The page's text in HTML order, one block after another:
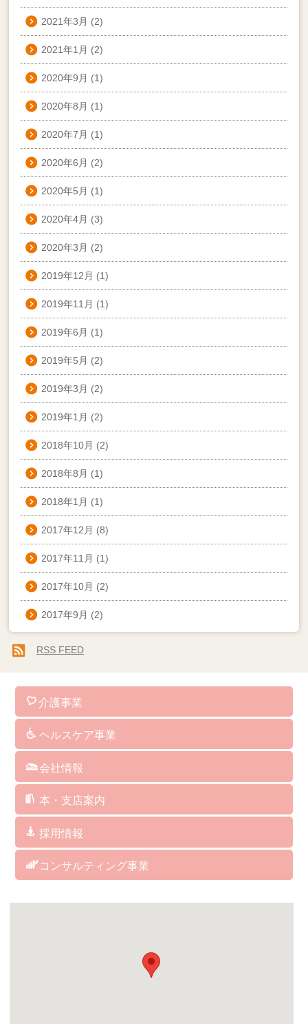
2021年3月 (2)
2021年1月 (2)
2020年9月 (1)
2020年8月 (1)
2020年7月 (1)
2020年6月 (2)
2020年5月 (1)
2020年4月 (3)
2020年3月 (2)
2019年12月 (1)
2019年11月 (1)
2019年6月 (1)
2019年5月 (2)
2019年3月 (2)
2019年1月 (2)
2018年10月 (2)
2018年8月 (1)
2018年1月 (1)
2017年12月 (8)
2017年11月 (1)
2017年10月 (2)
2017年9月 (2)
RSS FEED
介護事業
訪問介護
通所介護
認知症対応型共同生活介護
小規模多機能型居宅介護
看護小規模多機能型居宅介護
訪問看護
介護予防サービス
総合支援事業
居宅介護支援
障がい者総合支援サービス
福祉用具･レンタル･販売
保険外･自費サービス
ヘルスケア事業
介護ソフト
介護予防マシン
ＢＡＳＹＳ（歩行改善機器）
ＡＥＤ（自動体外式除細動器）
人工炭酸泉
シャワーキャリー
ケアリングの杖
クッション
パルスオキシメーター
会社情報
社長からのメッセージ
企業理念
経営方針・取り組み
企業概要・沿革
指定・委託業務・講演講師等実績
アクセス
サイトマップ
サイトポリシー
本・支店案内
福岡本社/福岡支店
博多支店
筥崎支店
城南支店
福岡西支店
西福岡支店
北九州支店
中津支店
関連会社 アグレコジャパン(株)
関連会社 RICHES
採用情報
訪問介護サービス
デイサービス
居宅介護支援
グループホーム／小規模多機能／看護小規模多機能
訪問看護ステーション
ヘルスケア事業部
総務・経理
コンサルティング事業